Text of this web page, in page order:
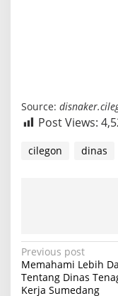
Source:
Post Views:
cilegon dinas
P
o
Previous post
Memahami Lebih
Tentang Dinas
Kerja Sumedang